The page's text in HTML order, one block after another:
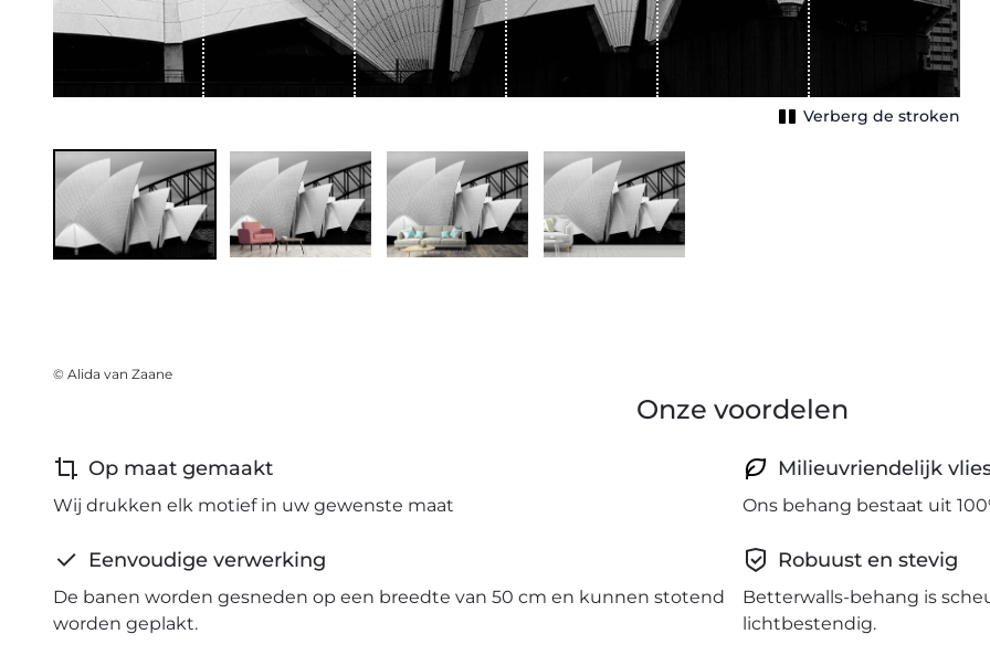
Verberg de stroken
© Alida van Zaane
Onze voordelen
Op maat gemaakt
Wij drukken elk motief in uw gewenste maat
Milieuvriendelijk
Ons behang bestaat uit
Eenvoudige verwerking
De banen worden gesneden op een breedte van 50 cm en kunnen stotend
worden geplakt.
Robuust en stevig
Betterwalls-behang is
lichtbestendig.